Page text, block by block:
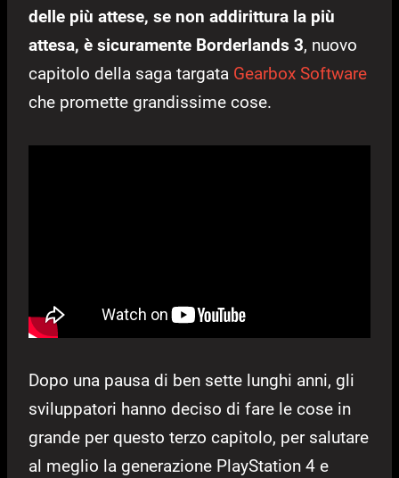
delle più attese, se non addirittura la più
attesa, è sicuramente Borderlands 3, nuovo
capitolo della saga targata Gearbox Software
che promette grandissime cose.
Dopo una pausa di ben sette lunghi anni, gli
sviluppatori hanno deciso di fare le cose in
grande per questo terzo capitolo, per salutare
al meglio la generazione PlayStation 4 e